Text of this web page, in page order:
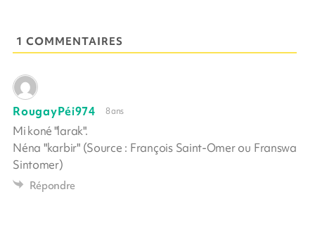
1 COMMENTAIRES
RougayPéi974 8 ans
Mi koné "larak".
Néna "karbir" (Source : François Saint-Omer ou Franswa
Sintomer)
Répondre